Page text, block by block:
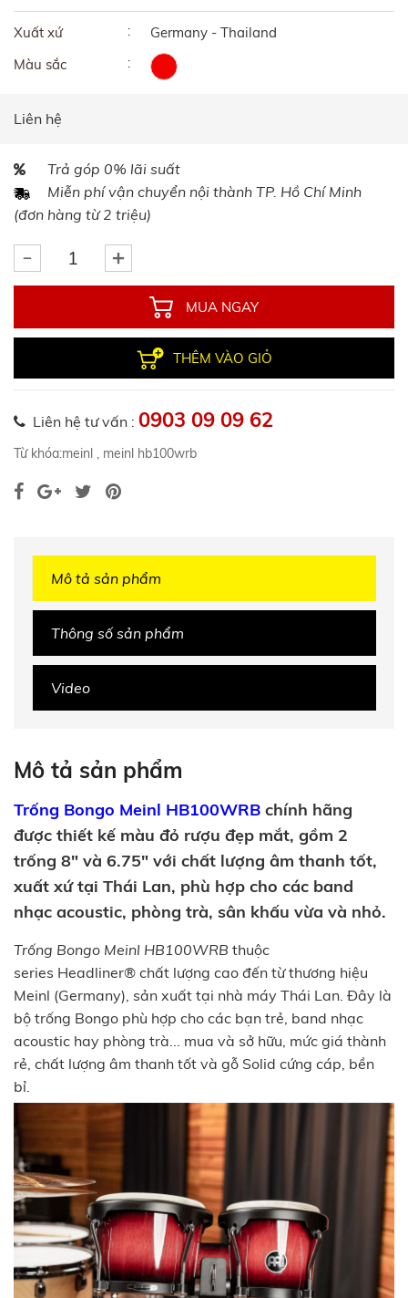
Xuất xứ
Germany - Thailand
Màu sắc
Liên hệ
Trả góp 0% lãi suất
Miễn phí vận chuyển nội thành TP. Hồ Chí Minh
(đơn hàng từ 2 triệu)
MUA NGAY
THÊM VÀO GIỎ
Liên hệ tư vấn : 0903 09 09 62
Từ khóa:meinl , meinl hb100wrb
Mô tả sản phẩm
Thông số sản phẩm
Video
Mô tả sản phẩm
Trống Bongo Meinl HB100WRB chính hãng
được thiết kế màu đỏ rượu đẹp mắt, gồm 2
trống 8" và 6.75" với chất lượng âm thanh tốt,
xuất xứ tại Thái Lan, phù hợp cho các band
nhạc acoustic, phòng trà, sân khấu vừa và nhỏ.
Trống Bongo Meinl HB100WRB thuộc
series Headliner® chất lượng cao đến từ thương hiệu
Meinl (Germany), sản xuất tại nhà máy Thái Lan. Đây là
bộ trống Bongo phù hợp cho các bạn trẻ, band nhạc
acoustic hay phòng trà... mua và sở hữu, mức giá thành
rẻ, chất lượng âm thanh tốt và gỗ Solid cứng cáp, bền
bỉ.